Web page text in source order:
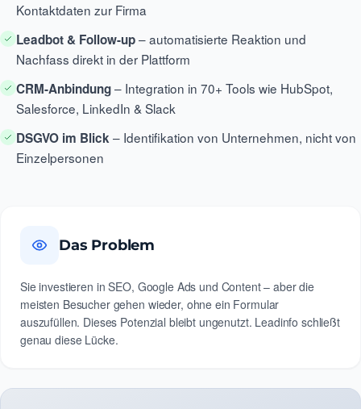
Kontaktdaten zur Firma
Leadbot & Follow-up– automatisierte Reaktion und
Nachfass direkt in der Plattform
CRM-Anbindung– Integration in 70+ Tools wie HubSpot,
Salesforce, LinkedIn & Slack
DSGVO im Blick– Identifikation von Unternehmen, nicht von
Einzelpersonen
Das Problem
Sie investieren in SEO, Google Ads und Content – aber die
meisten Besucher gehen wieder, ohne ein Formular
auszufüllen. Dieses Potenzial bleibt ungenutzt. Leadinfo schließt
genau diese Lücke.